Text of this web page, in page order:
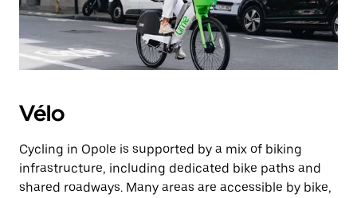
Vélo
Cycling in Opole is supported by a mix of biking
infrastructure, including dedicated bike paths and
shared roadways. Many areas are accessible by bike,